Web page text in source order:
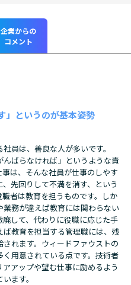
企業からの
コメント
」というのが基本姿勢
員は、善良な人が多いです。
んばらなければ」というような責
は、そんな社員が仕事のしやす
先回りして不満を消す、という
者は教育を担うものです。しか
務が違えば教育には関わらない
して、代わりに役職に応じた手
教育を担当する管理職には、残
れます。ウィードファウストの
用意されている点です。技術者
アップや望む仕事に励めるよう
ます。